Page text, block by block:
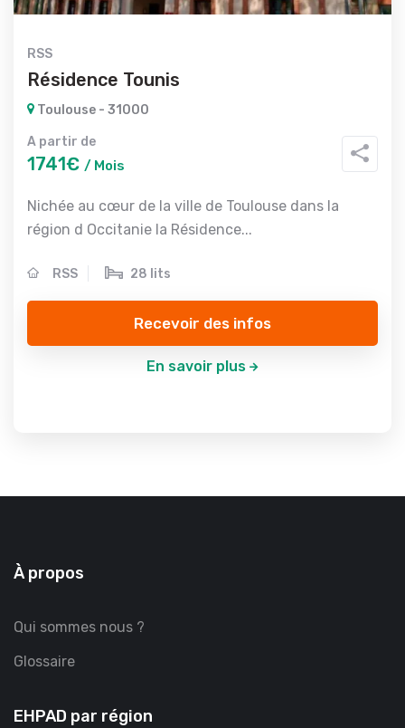
RSS
Résidence Tounis
Toulouse - 31000
A partir de
1741€ / Mois
Nichée au cœur de la ville de Toulouse dans la
région d Occitanie la Résidence...
RSS 28 lits
Recevoir des infos
En savoir plus
À propos
Qui sommes nous ?
Glossaire
EHPAD par région